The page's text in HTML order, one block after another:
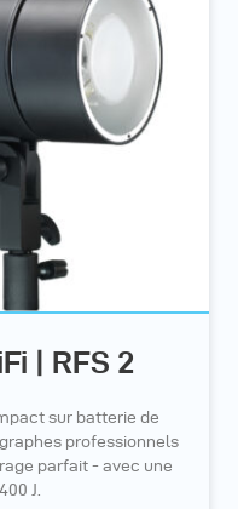
| RFS 2
sur batterie de
professionnels
parfait - avec une
J.